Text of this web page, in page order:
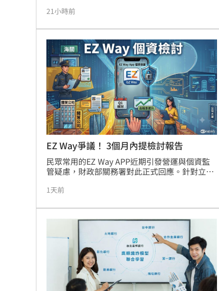
並引入直播電視、遊戲與商品服務，提升用戶黏
作，透過短影音二次創作吸引年輕族群，藉此放
大旗下IP影響力並導入串流平台。儘管體育事業
部門ESPN面臨營收壓力與人力調整挑戰，迪士
尼仍透過串聯IP、樂園及AI應用，展現走出串流
虧損陰霾的企圖心，未來整合效益將成為市場觀
察重點。
21小時前
EZ Way爭議！ 3個月內提檢討報告
民眾常用的EZ Way APP近期引發營運與個資監
管疑慮，財政部關務署對此正式回應。針對立委
統一收費基準，關務署表示將審慎評估，並於三
行報關業與通關網路相關法規自行建置APP屬合
法範疇。為確保民眾個資安全，關務署已要求關
貿公司於營運報告中說明防護措施，後續並將啟
動實地查核作業，落實監管職責，以保障廣大用
戶的資料隱私與權益，確保通關服務的透明與安
1天前